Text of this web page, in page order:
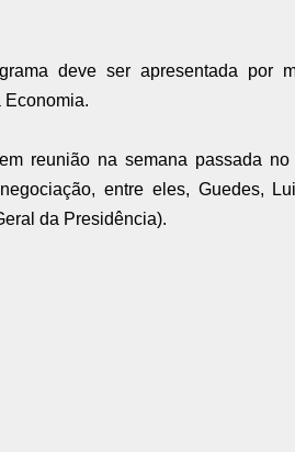
deve ser apresentada por
Economia.
reunião na semana passada
entre eles, Guedes,
da Presidência).